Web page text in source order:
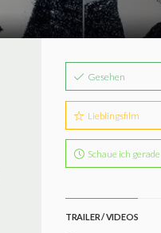
Gesehen
Lieblingsfilm
Schaue ich gerade
TRAILER / VIDEOS